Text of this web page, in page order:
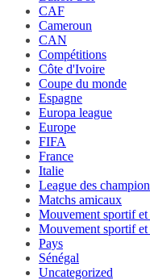
CAF
Cameroun
CAN
Compétitions
Côte d'Ivoire
Coupe du monde
Espagne
Europa league
Europe
FIFA
France
Italie
League des
Matchs amicaux
Mouvement sportif
Mouvement sportif
Pays
Sénégal
Uncategorized